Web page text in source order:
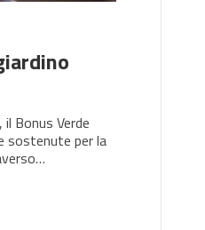
Bonus Verde
sostenute per la